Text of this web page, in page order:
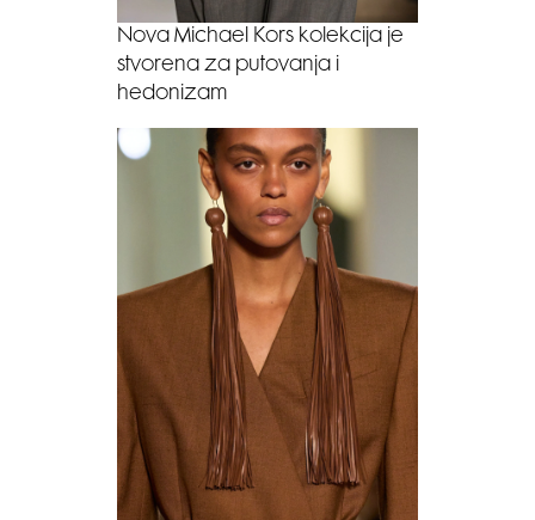
Nova Michael Kors kolekcija je
stvorena za putovanja i
hedonizam